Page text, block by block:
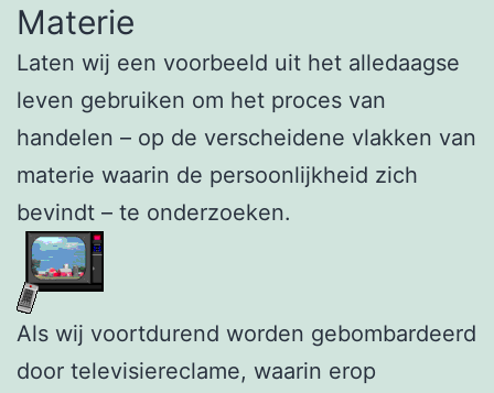
Materie
Laten wij een voorbeeld uit het alledaagse
leven gebruiken om het proces van
handelen – op de verscheidene vlakken van
materie waarin de persoonlijkheid zich
bevindt – te onderzoeken.
Als wij voortdurend worden gebombardeerd
door televisiereclame, waarin erop